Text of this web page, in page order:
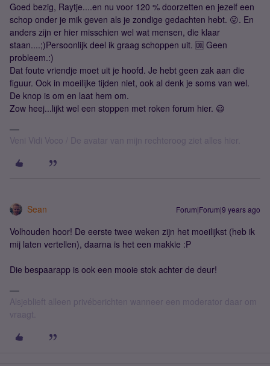
Goed bezig, Raytje....en nu voor 120 % doorzetten en jezelf een
schop onder je mik geven als je zondige gedachten hebt. 😛. En
anders zijn er hier misschien wel wat mensen, die klaar
staan....;)Persoonlijk deel ik graag schoppen uit. 🆒 Geen
probleem.:)
Dat foute vriendje moet uit je hoofd. Je hebt geen zak aan die
figuur. Ook in moeilijke tijden niet, ook al denk je soms van wel.
De knop is om en laat hem om.
Zow heej...lijkt wel een stoppen met roken forum hier. 😃
Veni Vidi Voco / De avatar van mijn rechteroog ziet alles hier.
Sean Forum|Forum|9 years ago
Volhouden hoor! De eerste twee weken zijn het moeilijkst (heb ik
mij laten vertellen), daarna is het een makkie :P
Die bespaarapp is ook een mooie stok achter de deur!
Alsjeblieft alleen privéberichten wanneer een moderator daar om
vraagt.